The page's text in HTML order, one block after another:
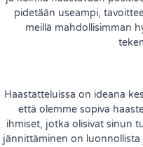
pidetään useampi,
meillä mahdollisimman
Haastatteluissa on ideana
että olemme sopiva
ihmiset, jotka olisivat sinun
jännittäminen on